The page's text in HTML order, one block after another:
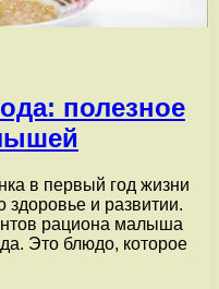
полезное
в первый год жизни
здоровье и развитии.
рациона малыша
Это блюдо, которое